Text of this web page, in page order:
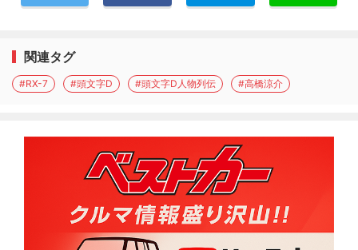
関連タグ
#RX-7 #頭文字D #頭文字D人物列伝 #高橋涼介